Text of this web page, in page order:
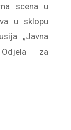
scena u
u sklopu
„Javna
za